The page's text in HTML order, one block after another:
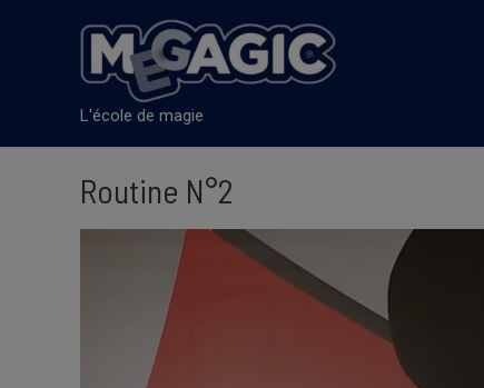
L'école de magie
Routine N°2